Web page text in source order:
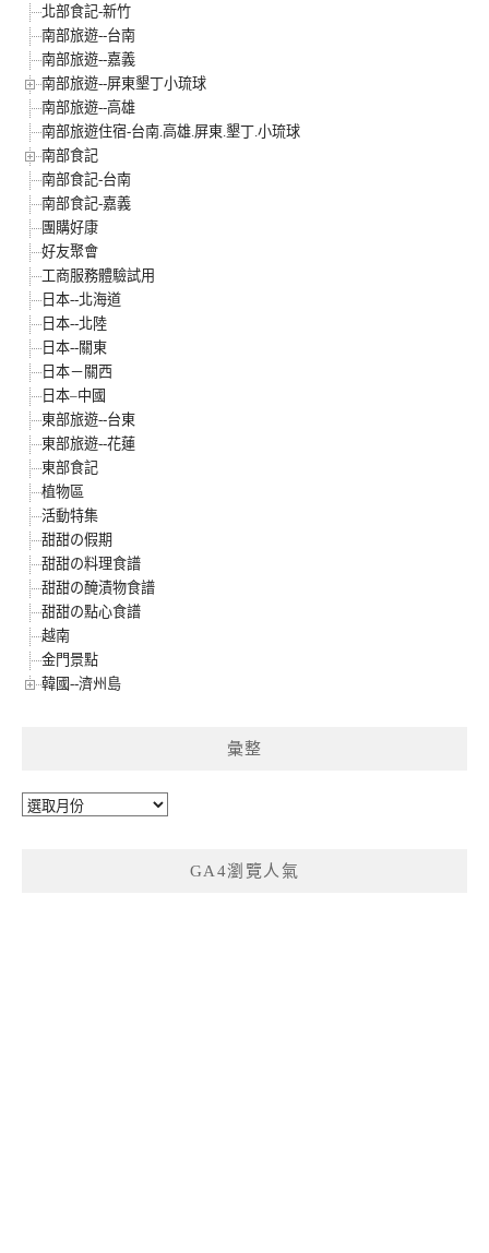
北部食記-新竹
南部旅遊--台南
南部旅遊--嘉義
南部旅遊--屏東墾丁小琉球
南部旅遊--高雄
南部旅遊住宿-台南.高雄.屏東.墾丁.小琉球
南部食記
南部食記-台南
南部食記-嘉義
團購好康
好友聚會
工商服務體驗試用
日本--北海道
日本--北陸
日本--關東
日本－關西
日本–中國
東部旅遊--台東
東部旅遊--花蓮
東部食記
植物區
活動特集
甜甜の假期
甜甜の料理食譜
甜甜の醃漬物食譜
甜甜の點心食譜
越南
金門景點
韓國--濟州島
彙整
彙
GA4瀏覽人氣